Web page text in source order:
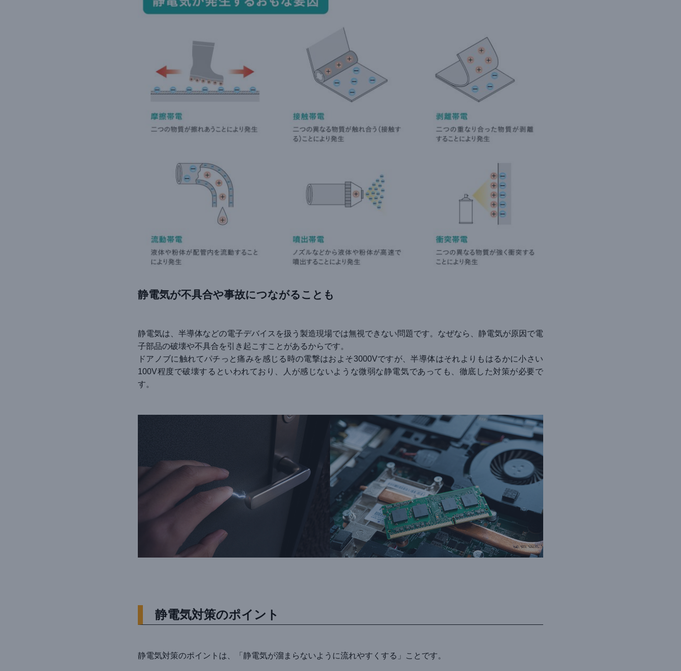
静電気が不具合や事故につながることも
静電気は、半導体などの電子デバイスを扱う製造現場では無視できない問題です。なぜなら、静電気が原因で電
子部品の破壊や不具合を引き起こすことがあるからです。
ドアノブに触れてパチっと痛みを感じる時の電撃はおよそ3000Vですが、半導体はそれよりもはるかに小さい
100V程度で破壊するといわれており、人が感じないような微弱な静電気であっても、徹底した対策が必要で
す。
静電気対策のポイント
静電気対策のポイントは、「静電気が溜まらないように流れやすくする」ことです。